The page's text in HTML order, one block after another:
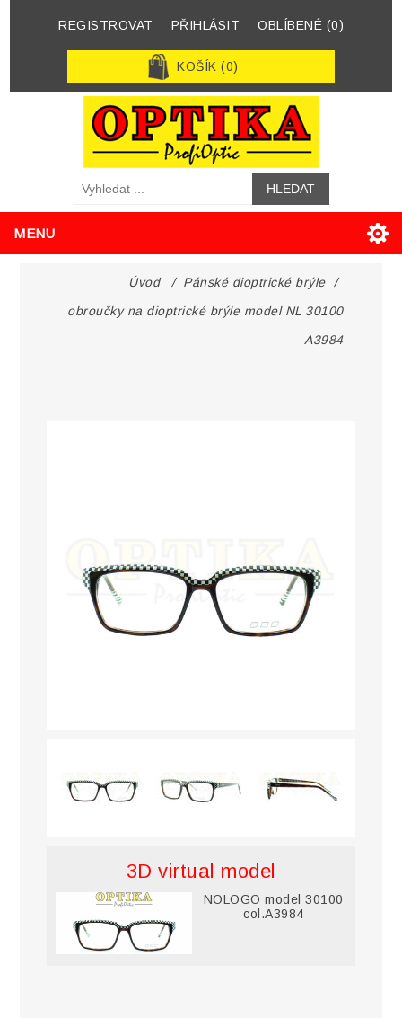
REGISTROVAT PŘIHLÁSIT OBLÍBENÉ (0)
KOŠÍK (0)
MENU
Úvod / Pánské dioptrické brýle /
obroučky na dioptrické brýle model NL 30100
A3984
3D virtual model
NOLOGO model 30100
col.A3984